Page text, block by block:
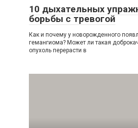
10 дыхательных
борьбы с тревогой
Как и почему у новорожденного
гемангиома? Может ли такая
опухоль перерасти в